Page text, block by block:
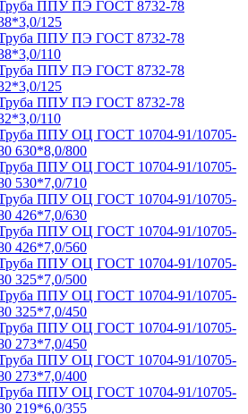
ППУ ПЭ ГОСТ 8732-78
125
ППУ ПЭ ГОСТ 8732-78
110
ППУ ПЭ ГОСТ 8732-78
125
ППУ ПЭ ГОСТ 8732-78
110
ППУ ОЦ ГОСТ 10704-91/10705-
630*8,0/800
ППУ ОЦ ГОСТ 10704-91/10705-
530*7,0/710
ППУ ОЦ ГОСТ 10704-91/10705-
426*7,0/630
ППУ ОЦ ГОСТ 10704-91/10705-
426*7,0/560
ППУ ОЦ ГОСТ 10704-91/10705-
325*7,0/500
ППУ ОЦ ГОСТ 10704-91/10705-
325*7,0/450
ППУ ОЦ ГОСТ 10704-91/10705-
273*7,0/450
ППУ ОЦ ГОСТ 10704-91/10705-
273*7,0/400
ППУ ОЦ ГОСТ 10704-91/10705-
219*6,0/355